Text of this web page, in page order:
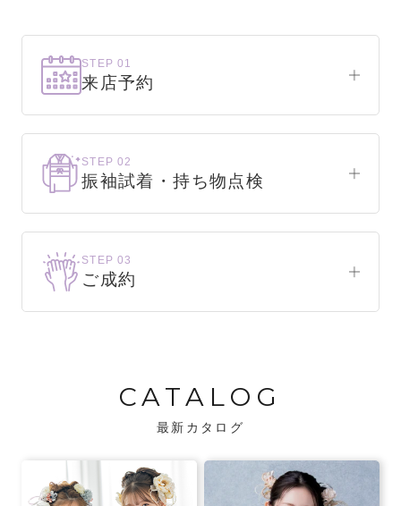
STEP 01
来店予約
まずはお気軽にご来店ください。
STEP 02
振袖試着・持ち物点検
お気に入りの振袖が見つかるまで、何着でも
試着できます。
・振袖コンシェルジュが、振袖に合う小物や
バッグでお嬢様らしいコーディネートをご
STEP 03
ご成約
CATALOG
最新カタログ